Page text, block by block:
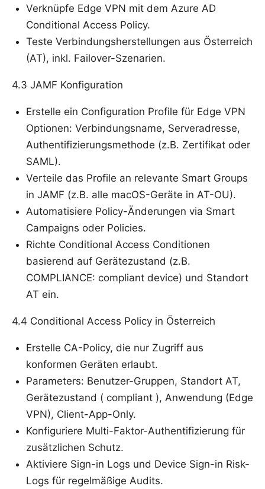
Verknüpfe Edge VPN mit dem Azure AD
Conditional Access Policy.
Teste Verbindungsherstellungen aus Österreich
(AT), inkl. Failover-Szenarien.
4.3 JAMF Konfiguration
Erstelle ein Configuration Profile für Edge VPN
Optionen: Verbindungsname, Serveradresse,
Authentifizierungsmethode (z.B. Zertifikat oder
SAML).
Verteile das Profile an relevante Smart Groups
in JAMF (z.B. alle macOS-Geräte in AT-OU).
Automatisiere Policy-Änderungen via Smart
Campaigns oder Policies.
Richte Conditional Access Conditionen
basierend auf Gerätezustand (z.B.
COMPLIANCE: compliant device) und Standort
AT ein.
4.4 Conditional Access Policy in Österreich
Erstelle CA-Policy, die nur Zugriff aus
konformen Geräten erlaubt.
Parameters: Benutzer-Gruppen, Standort AT,
Gerätezustand ( compliant ), Anwendung (Edge
VPN), Client-App-Only.
Konfiguriere Multi-Faktor-Authentifizierung für
zusätzlichen Schutz.
Aktiviere Sign-in Logs und Device Sign-in Risk-
Logs für regelmäßige Audits.